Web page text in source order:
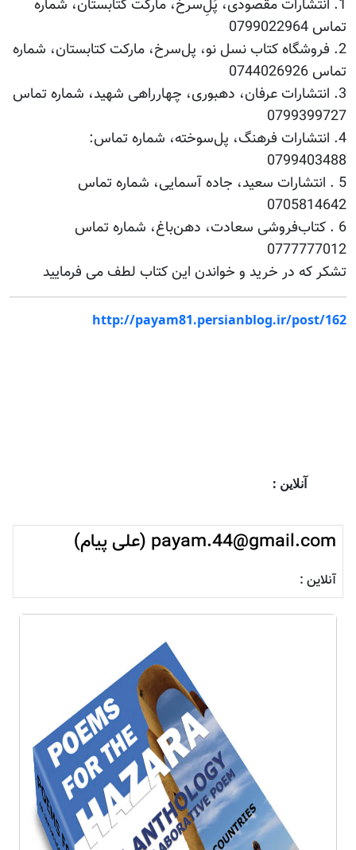
1. انتشارات مقصودی، پُل‌ِسرخ، مارکت کتابستان، شماره
تماس 0799022964
2. فروشگاه کتاب نسل نو، پل‌سرخ، مارکت کتابستان، شماره
تماس 0744026926
3. انتشارات عرفان، دهبوری، چهارراهی شهید، شماره تماس
0799399727
4. انتشارات فرهنگ، پل‌سوخته، شماره تماس:
0799403488
5 . انتشارات سعید، جاده آسمایی، شماره تماس
0705814642
6 . کتاب‌فروشی سعادت، دهن‌باغ، شماره تماس
0777777012
تشکر که در خرید و خواندن این کتاب لطف می فرمایید
آنلاین :
http://payam81.persianblog.ir/post/162
payam.44@gmail.com (علی پیام)
آنلاین :